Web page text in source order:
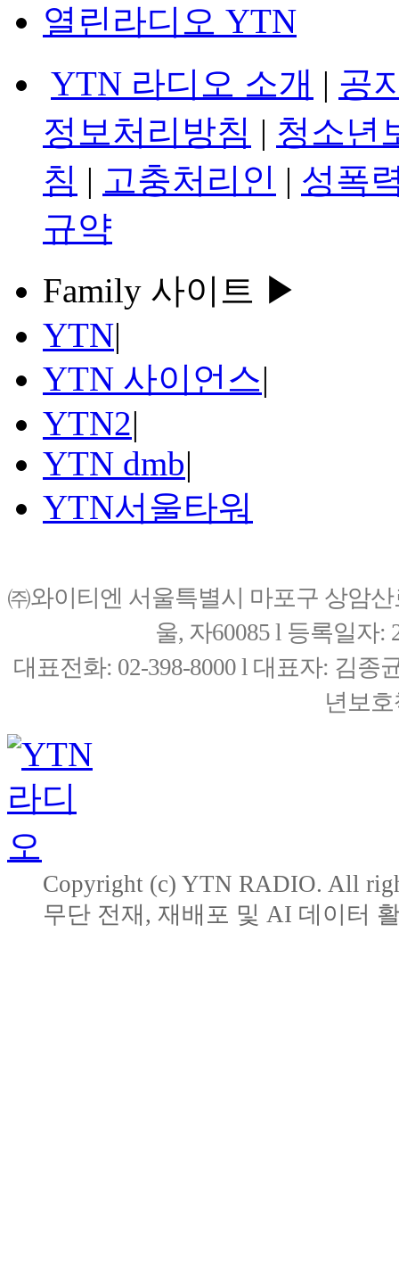
열린라디오 YTN
YTN 라디오 소개 | 공
정보처리방침 | 청소년
침 | 고충처리인 | 성폭
규약
Family 사이트 ▶
YTN|
YTN 사이언스|
YTN2|
YTN dmb|
YTN서울타워
㈜와이티엔 서울특별시 마포구 상암
울, 자60085 l 등록일자:
대표전화: 02-398-8000 l 대표자: 김종
년보
Copyright (c) YTN RADIO. All
무단 전재, 재배포 및 AI 데이터